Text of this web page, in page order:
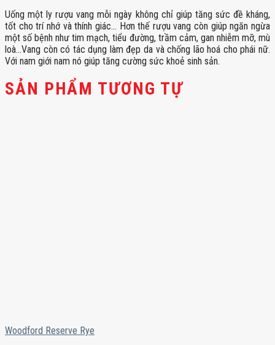
Uống một ly rượu vang mỗi ngày không chỉ giúp tăng sức đề kháng,
tốt cho trí nhớ và thính giác… Hơn thế rượu vang còn giúp ngăn ngừa
một số bệnh như tim mạch, tiểu đường, trầm cảm, gan nhiễm mỡ, mù
loà…Vang còn có tác dụng làm đẹp da và chống lão hoá cho phái nữ.
Với nam giới nam nó giúp tăng cường sức khoẻ sinh sản.
SẢN PHẨM TƯƠNG TỰ
Woodford Reserve Rye